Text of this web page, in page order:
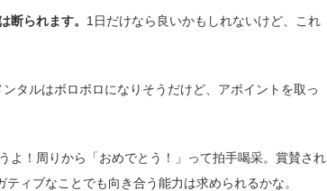
断られます。 1日だけなら良いかもしれないけど、これ
タルはボロボロになりそうだけど、アポイントを取っ
よ！周りから「おめでとう！」って拍手喝采。賞賛され
ィブなことでも向き合う能力は求められるかな。